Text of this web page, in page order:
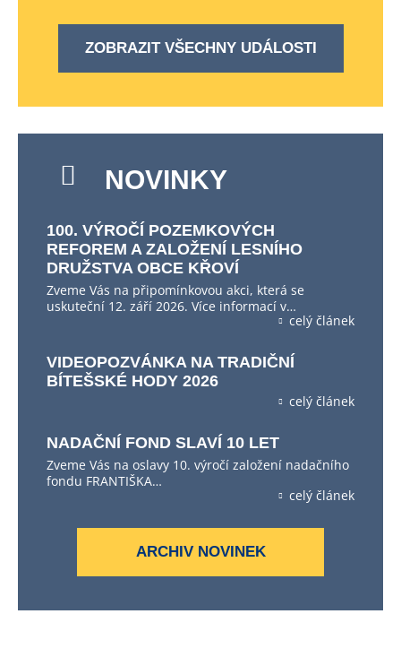
ZOBRAZIT VŠECHNY UDÁLOSTI
NOVINKY
100. VÝROČÍ POZEMKOVÝCH
REFOREM A ZALOŽENÍ LESNÍHO
DRUŽSTVA OBCE KŘOVÍ
Zveme Vás na připomínkovou akci, která se
uskuteční 12. září 2026. Více informací v…
celý článek
VIDEOPOZVÁNKA NA TRADIČNÍ
BÍTEŠSKÉ HODY 2026
celý článek
NADAČNÍ FOND SLAVÍ 10 LET
Zveme Vás na oslavy 10. výročí založení nadačního
fondu FRANTIŠKA…
celý článek
ARCHIV NOVINEK